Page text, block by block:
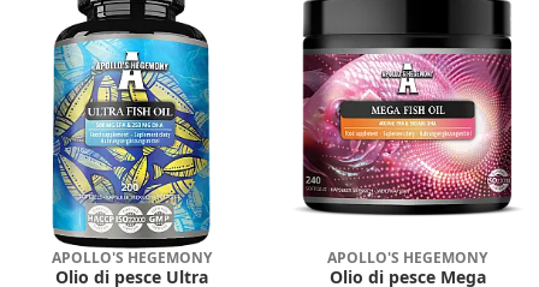
APOLLO'S HEGEMONY
Olio di pesce Ultra
APOLLO'S HEGEMONY
Olio di pesce Mega